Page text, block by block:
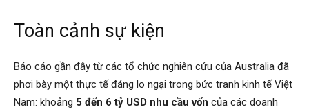
Toàn cảnh sự kiện
Báo cáo gần đây từ các tổ chức nghiên cứu của Australia đã
phơi bày một thực tế đáng lo ngại trong bức tranh kinh tế Việt
Nam: khoảng 5 đến 6 tỷ USD nhu cầu vốn của các doanh